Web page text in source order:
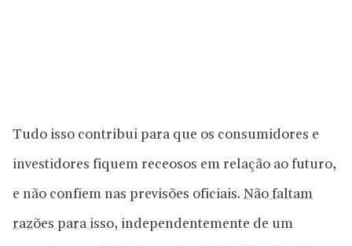
Tudo isso contribui para que os consumidores e
investidores fiquem receosos em relação ao futuro,
e não confiem nas previsões oficiais. Não faltam
razões para isso, independentemente de um